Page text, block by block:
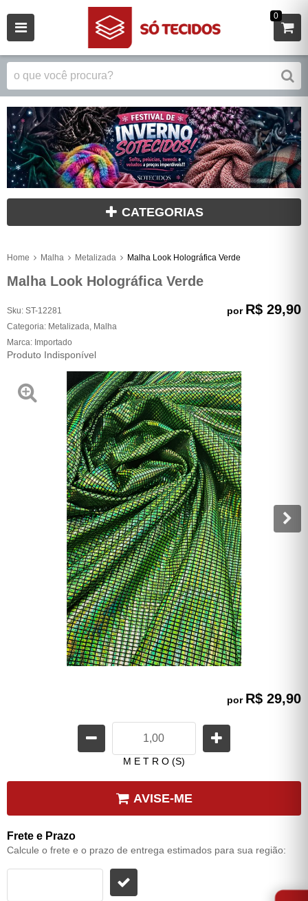
0
CATEGORIAS
Home Malha Metalizada Malha Look Holográfica Verde
Malha Look Holográfica Verde
Sku: ST-12281
Categoria: Metalizada Malha
Marca: Importado
Produto Indisponível
por R$ 29,90
por R$ 29,90
M E T R O (S)
AVISE-ME
Frete e Prazo
Calcule o frete e o prazo de entrega estimados para sua região:
⭐